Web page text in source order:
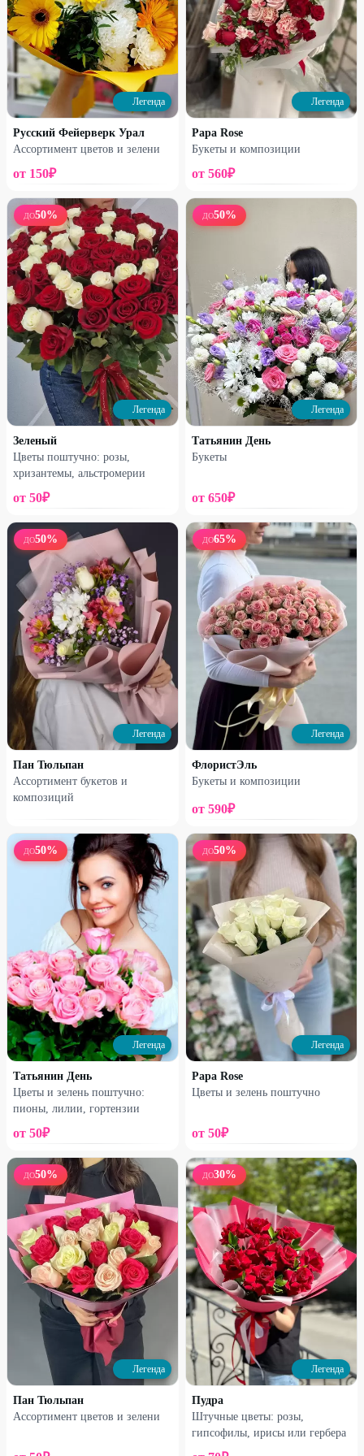
Профи
Букет №2
3600₽4470₽
Профи
Букет №4
1650₽1850₽
19%
Профи
Букет №5
7060₽8750₽
26%
Профи
Альстромерия
200₽270₽
17%
Профи
Букет №6
2050₽2460₽
16%
Букет №7
2150₽2550₽
16%
Профи
4800₽
15%
Профи
Букет №9
2800₽3300 ₽
%
Букет №10
1880₽ 2030
10%
Букет №11
2255₽ ₽
16% 16%
Букет №13
Легенда
Русский Фейерверк Урал
Ассортимент цветов и зелени
от 150₽
Легенда
Papa Rose
Букеты и композиции
от 560₽
ДО50%
Легенда
Зеленый
Цветы поштучно: розы,
хризантемы, альстромерии
от 50₽
ДО50%
Легенда
Татьянин День
Букеты
от 650₽
ДО50%
Легенда
Пан Тюльпан
Ассортимент букетов и
композиций
ДО65%
Легенда
ФлористЭль
Букеты и композиции
от 590₽
ДО50%
Легенда
Татьянин День
Цветы и зелень поштучно:
пионы, лилии, гортензии
от 50₽
ДО50%
Легенда
Papa Rose
Цветы и зелень поштучно
от 50₽
ДО50%
Легенда
Пан Тюльпан
Ассортимент цветов и зелени
ДО30%
Легенда
Пудра
Штучные цветы: розы,
гипсофилы, ирисы или гербера